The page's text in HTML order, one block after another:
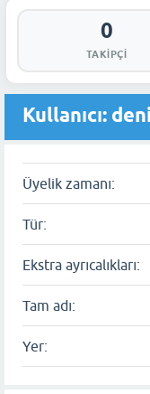
0
TAKIPÇI
Kullanıcı:
Üyelik zamanı:
Tür:
Ekstra ayrıcalıkları:
Tam adı:
Yer: